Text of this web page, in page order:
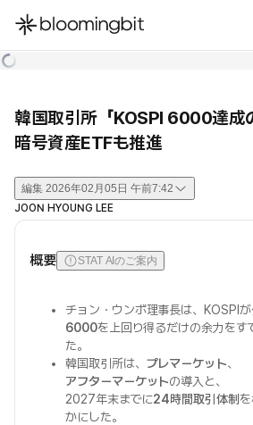
한국어
韓国取引所「KOSPI 6000達
暗号資産ETFも推進
編集 2026年02月05日 午前7:42
JOON HYOUNG LEE
概要 STAT AIのご案内
チョン・ウンボ理事長は、KOSPI
6000を上回り得るだけの余力をす
た。
韓国取引所は、 プレマーケット、
アフターマーケットの導入と、
2027年末までに24時間取引体制
かにした。